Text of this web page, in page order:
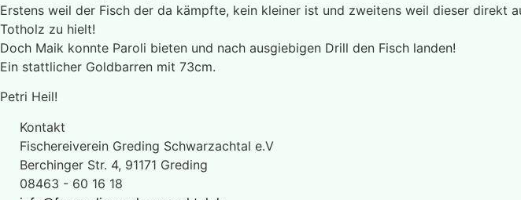
Erstens weil der Fisch der da kämpfte, kein kleiner ist und zweitens weil dieser direkt
Totholz zu hielt!
Doch Maik konnte Paroli bieten und nach ausgiebigen Drill den Fisch landen!
Ein stattlicher Goldbarren mit 73cm.
Petri Heil!
Kontakt
Fischereiverein Greding Schwarzachtal e.V
Berchinger Str. 4, 91171 Greding
08463 - 60 16 18